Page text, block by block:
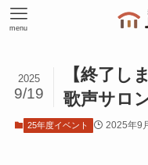
menu
【終了し
歌声サロ
2025
9/19
25年度イベント 2025年9